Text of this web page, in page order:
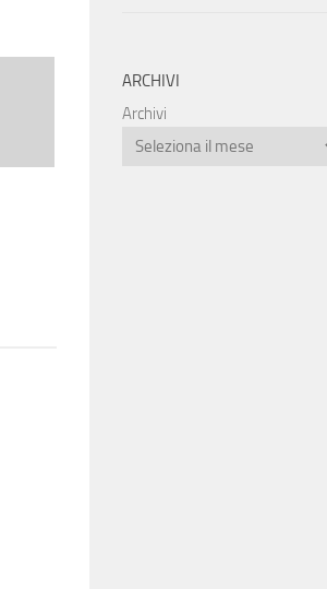
ARCHIVI
Archivi